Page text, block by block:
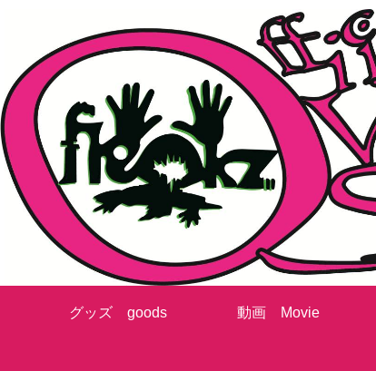
グッズ goods 動画 Movie